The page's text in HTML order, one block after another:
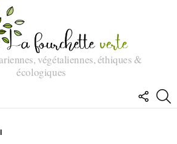
végétaliennes, éthiques &
écologiques
NOUS